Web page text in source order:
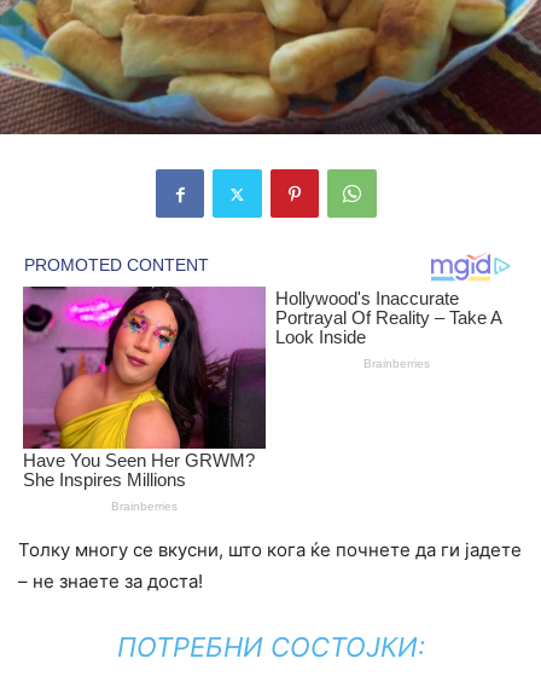
Толку многу се вкусни, што кога ќе почнете да ги јадете
– не знаете за доста!
ПОТРЕБНИ СОСТОЈКИ: